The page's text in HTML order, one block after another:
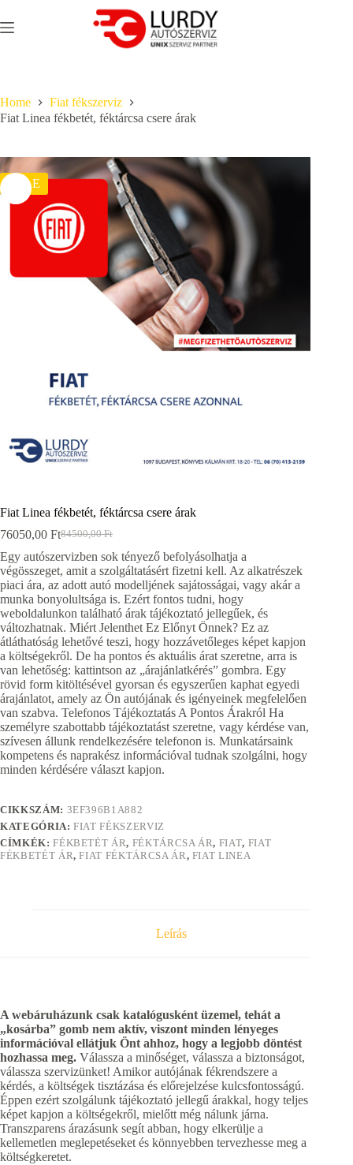
to
content
Home
Fiat fékszerviz
Fiat Linea fékbetét, féktárcsa csere árak
SALE
Fiat Linea fékbetét, féktárcsa csere árak
84500,00Ft
Original
price
was:
84500,00 Ft.
76050,00 FtCurrent
price
is:
76050,00 Ft.
Egy autószervizben sok tényező befolyásolhatja a
végösszeget, amit a szolgáltatásért fizetni kell. Az alkatrészek
piaci ára, az adott autó modelljének sajátosságai, vagy akár a
munka bonyolultsága is. Ezért fontos tudni, hogy
weboldalunkon található árak tájékoztató jellegűek, és
változhatnak. Miért Jelenthet Ez Előnyt Önnek? Ez az
átláthatóság lehetővé teszi, hogy hozzávetőleges képet kapjon
a költségekről. De ha pontos és aktuális árat szeretne, arra is
van lehetőség: kattintson az „árajánlatkérés” gombra. Egy
rövid form kitöltésével gyorsan és egyszerűen kaphat egyedi
árajánlatot, amely az Ön autójának és igényeinek megfelelően
van szabva. Telefonos Tájékoztatás A Pontos Árakról Ha
személyre szabottabb tájékoztatást szeretne, vagy kérdése van,
szívesen állunk rendelkezésére telefonon is. Munkatársaink
kompetens és naprakész információval tudnak szolgálni, hogy
minden kérdésére választ kapjon.
CIKKSZÁM: 3EF396B1A882
KATEGÓRIA:FIAT FÉKSZERVIZ
CÍMKÉK:FÉKBETÉT ÁR, FÉKTÁRCSA ÁR, FIAT, FIAT
FÉKBETÉT ÁR,FIAT FÉKTÁRCSA ÁR , FIAT LINEA
Leírás
A webáruházunk csak katalógusként üzemel, tehát a
„kosárba” gomb nem aktív, viszont minden lényeges
információval ellátjuk Önt ahhoz, hogy a legjobb döntést
hozhassa meg. Válassza a minőséget, válassza a biztonságot,
válassza szervizünket! Amikor autójának fékrendszere a
kérdés, a költségek tisztázása és előrejelzése kulcsfontosságú.
Éppen ezért szolgálunk tájékoztató jellegű árakkal, hogy teljes
képet kapjon a költségekről, mielőtt még nálunk járna.
Transzparens árazásunk segít abban, hogy elkerülje a
kellemetlen meglepetéseket és könnyebben tervezhesse meg a
költségkeretet.